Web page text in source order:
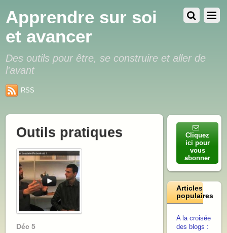
Apprendre sur soi
et avancer
Des outils pour être, se construire et aller de
l'avant
RSS
Outils pratiques
Déc 5
Cliquez
ici pour
vous
abonner
Articles
populaires
A la croisée
des blogs :